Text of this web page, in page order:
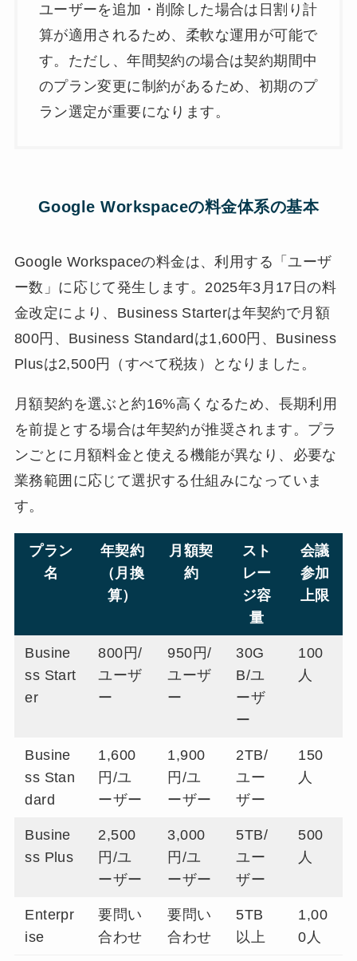
ユーザーを追加・削除した場合は日割り計
算が適用されるため、柔軟な運用が可能で
す。ただし、年間契約の場合は契約期間中
のプラン変更に制約があるため、初期のプ
ラン選定が重要になります。
Google Workspaceの料金体系の基本
Google Workspaceの料金は、利用する「ユーザ
ー数」に応じて発生します。2025年3月17日の料
金改定により、Business Starterは年契約で月額
800円、Business Standardは1,600円、Business
Plusは2,500円（すべて税抜）となりました。
月額契約を選ぶと約16%高くなるため、長期利用
を前提とする場合は年契約が推奨されます。プラ
ンごとに月額料金と使える機能が異なり、必要な
業務範囲に応じて選択する仕組みになっていま
す。
プラン
名
年契約
（月換
算）
月額契
約
スト
レー
ジ容
量
会議
参加
上限
Busine
ss Start
er
800円/
ユーザ
ー
950円/
ユーザ
ー
30G
B/ユ
ーザ
ー
100
人
Busine
ss Stan
dard
1,600
円/ユ
ーザー
1,900
円/ユ
ーザー
2TB/
ユー
ザー
150
人
Busine
ss Plus
2,500
円/ユ
ーザー
3,000
円/ユ
ーザー
5TB/
ユー
ザー
500
人
Enterpr
ise
要問い
合わせ
要問い
合わせ
5TB
以上
1,00
0人